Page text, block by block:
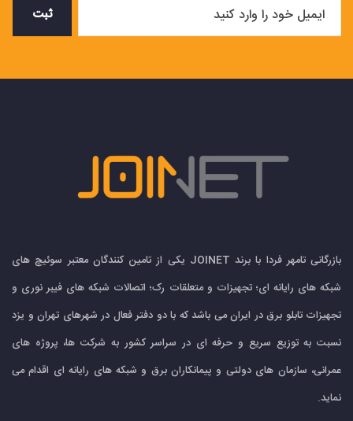
ثبت
بازرگانی تامهر فردا با برند JOINET یکی از تامین کنندگان معتبر سوئیچ های
شبکه های رایانه ای؛ تجهیزات و متعلقات رک؛ اتصالات شبکه های فیبر نوری و
تجهیزات تابلو برق در ایران می باشد که با دو دفتر فعال در شهرهای تهران و یزد
نسبت به توزیع سریع و حرفه ای در سراسر کشور به شرکت ها، پروژه های
عمرانی، سازمان های دولتی و پیمانکاران برق و شبکه های رایانه ای اقدام می
نماید.